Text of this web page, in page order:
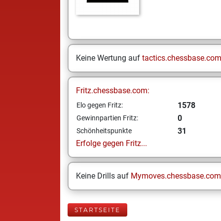
Keine Wertung auf tactics.chessbase.com
Fritz.chessbase.com:
Elo gegen Fritz: 1578
Gewinnpartien Fritz: 0
Schönheitspunkte
31
Erfolge gegen Fritz...
Keine Drills auf Mymoves.chessbase.com
STARTSEITE